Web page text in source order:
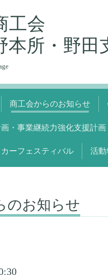
工会
本所・野田
商工会からのお知らせ
・事業継続力強化支援計画
ーフェスティバル 活
のお知らせ